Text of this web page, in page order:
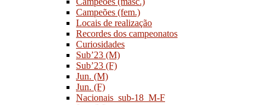
Campeões (fem.)
Locais de realização
Recordes dos campeonatos
Curiosidades
Sub’23 (M)
Sub’23 (F)
Jun. (M)
Jun. (F)
Nacionais_sub-18_M-F